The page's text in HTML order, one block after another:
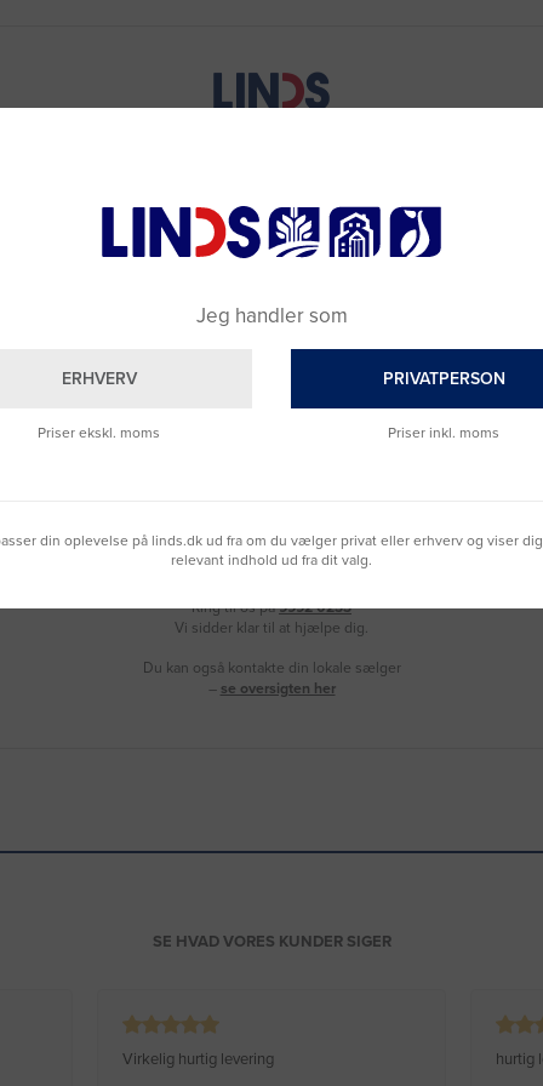
Brug for hjælp?
Ring til os på9992 0233
Vi sidder klar til at hjælpe dig.
Du kan også kontakte din lokale sælger
– se oversigten her
SE HVAD VORES KUNDER SIGER
Virkelig hurtig levering hurtig
Jeg handler som
ERHVERV
Priser ekskl. moms
PRIVATPERSON
Priser inkl. moms
din oplevelse på linds.dk ud fra om du vælger privat eller erhverv og viser
relevant indhold ud fra dit valg.